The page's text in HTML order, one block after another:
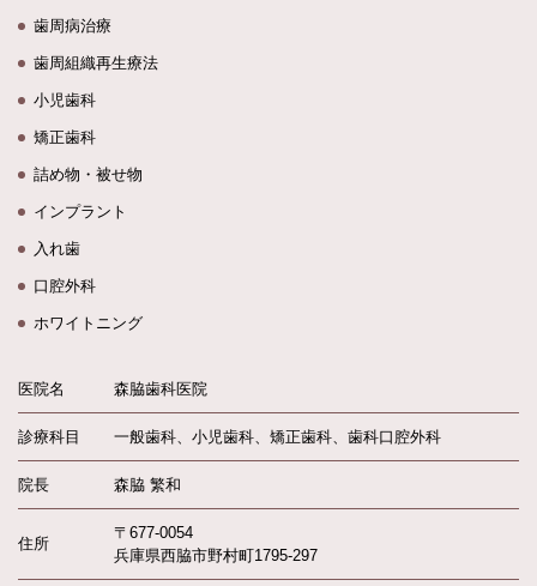
歯周病治療
歯周組織再生療法
小児歯科
矯正歯科
詰め物・被せ物
インプラント
入れ歯
口腔外科
ホワイトニング
医院名 森脇歯科医院
診療科目 一般歯科、小児歯科、矯正歯科、歯科口腔外科
院長 森脇 繁和
住所
〒677-0054
兵庫県西脇市野村町1795-297